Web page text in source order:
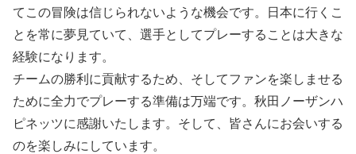
てこの冒険は信じられないような機会です。日本に行くこ
とを常に夢見ていて、選手としてプレーすることは大きな
経験になります。
チームの勝利に貢献するため、そしてファンを楽しませる
ために全力でプレーする準備は万端です。秋田ノーザンハ
ピネッツに感謝いたします。そして、皆さんにお会いする
のを楽しみにしています。